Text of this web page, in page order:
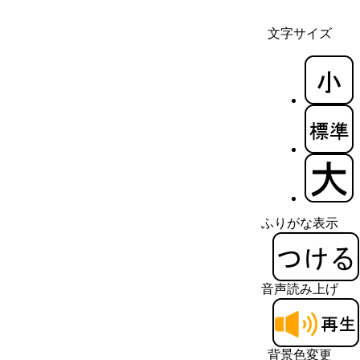
文字サイズ
ふりがな表示
音声読み上げ
背景色変更